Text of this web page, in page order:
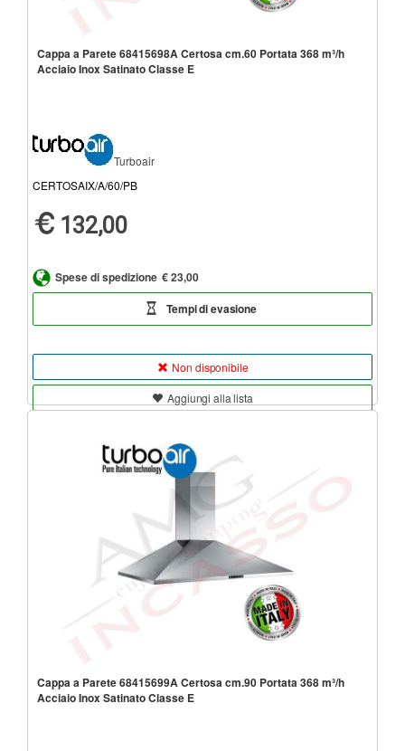
Cappa a Parete 68415698A Certosa cm.60 Portata 368 m³/h
Acciaio Inox Satinato Classe E
Turboair
CERTOSAIX/A/60/PB
132,00
Spese di spedizione € 23,00
Tempi di evasione
Non disponibile
Aggiungi alla lista
Cappa a Parete 68415699A Certosa cm.90 Portata 368 m³/h
Acciaio Inox Satinato Classe E